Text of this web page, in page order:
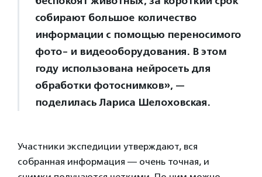
собирают большое количество
информации с помощью переносимого
фото- и видеооборудования. В этом
году использована нейросеть для
обработки фотоснимков», —
поделилась Лариса Шелоховская.
Участники экспедиции утверждают, вся
собранная информация — очень точная, и